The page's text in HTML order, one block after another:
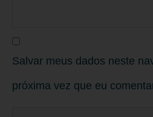
Salvar meus dados neste
próxima vez que eu